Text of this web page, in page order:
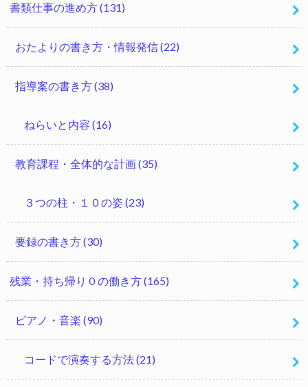
書類仕事の進め方(131)
おたよりの書き方・情報発信(22)
指導案の書き方(38)
ねらいと内容 (16)
教育課程・全体的な計画(35)
３つの柱・１０の姿(23)
要録の書き方(30)
残業・持ち帰り０の働き方(165)
ピアノ・音楽 (90)
コードで演奏する方法(21)